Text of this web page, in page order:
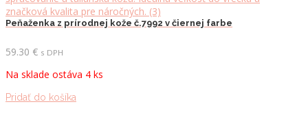
Peňaženka z prírodnej kože č.7992 v čiernej farbe
59.30 € s DPH
Na sklade ostáva 4 ks
Pridať do košíka